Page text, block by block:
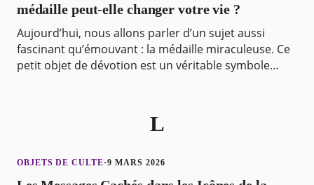
médaille peut-elle changer votre vie ?
Aujourd’hui, nous allons parler d’un sujet aussi
fascinant qu’émouvant : la médaille miraculeuse. Ce
petit objet de dévotion est un véritable symbole
L
OBJETS DE CULTE·9 MARS 2026